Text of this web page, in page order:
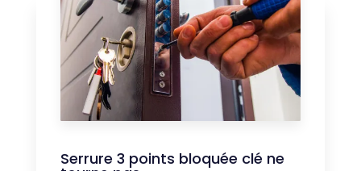
Serrure 3 points bloquée clé ne